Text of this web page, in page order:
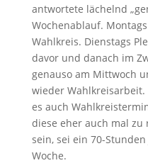
antwortete lächelnd
Wochenablauf.
Wahlkreis. Dienstags
davor und danach im
genauso am Mittwoch
wieder Wahlkreisarbeit.
es auch
diese eher auch mal
sein, sei ein 70-
Woche.